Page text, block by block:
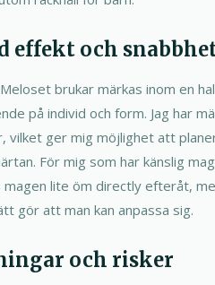
effekt och
brukar märkas inom en
på individ och form. Jag har
vilket ger mig möjlighet att
För mig som har känslig
magen lite öm directly efteråt,
gör att man kan anpassa sig.
och risker